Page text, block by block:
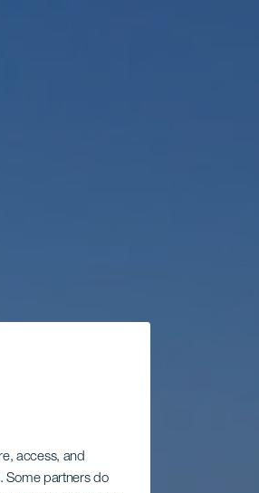
access, and
Some partners do